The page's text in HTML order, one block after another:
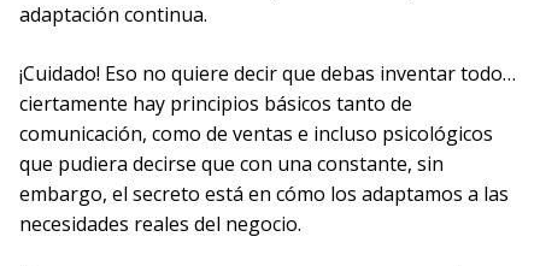
adaptación continua.
¡Cuidado! Eso no quiere decir que debas inventar todo…
ciertamente hay principios básicos tanto de
comunicación, como de ventas e incluso psicológicos
que pudiera decirse que con una constante, sin
embargo, el secreto está en cómo los adaptamos a las
necesidades reales del negocio.